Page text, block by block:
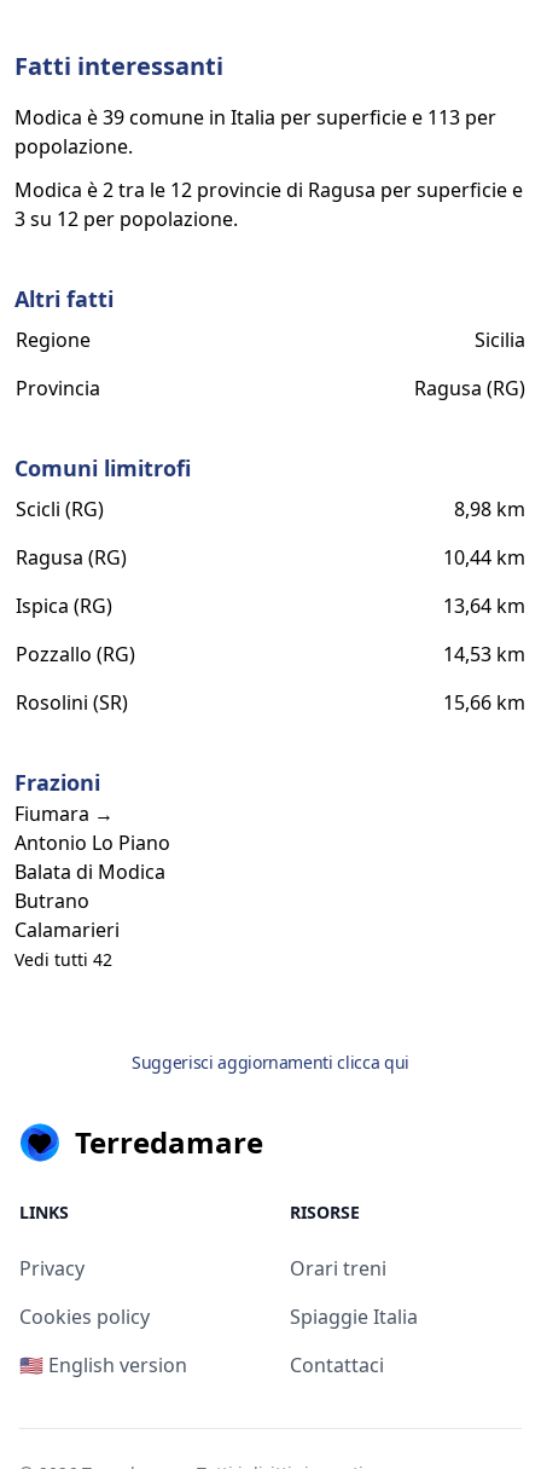
Fatti interessanti
Modica è 39 comune in Italia per superficie e 113 per
popolazione.
Modica è 2 tra le 12 provincie di Ragusa per superficie e
3 su 12 per popolazione.
Altri fatti
Regione
Sicilia
Provincia
Ragusa (RG)
Comuni limitrofi
Scicli (RG)
8,98 km
Ragusa (RG)
10,44 km
Ispica (RG)
13,64 km
Pozzallo (RG)
14,53 km
Rosolini (SR)
15,66 km
Frazioni
Fiumara →
Antonio Lo Piano
Balata di Modica
Butrano
Calamarieri
Vedi tutti 42
Suggerisci aggiornamenti clicca qui
Terredamare
LINKS
Privacy
Cookies policy
🇺🇸 English version
RISORSE
Orari treni
Spiaggie Italia
Contattaci